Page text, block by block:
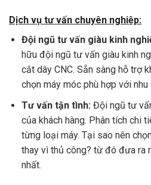
Dịch vụ tư vấn chuyên nghiệp:
Đội ngũ tư vấn giàu kinh
hữu đội ngũ tư vấn giàu kinh
cắt dây CNC. Sẵn sàng hỗ trợ
chọn máy móc phù hợp với
Tư vấn tận tình: Đội ngũ tư
của khách hàng. Phân tích chi
từng loại máy. Tại sao nên
thay vì thủ công? từ đó đưa ra
nhất.